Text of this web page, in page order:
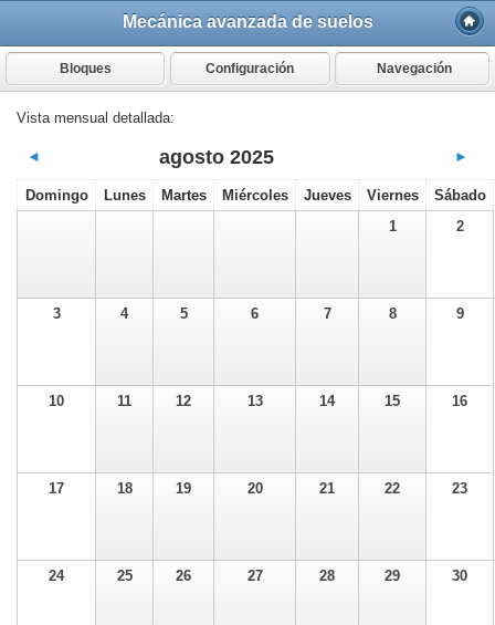
Mecánica avanzada de suelos
Bloques Configuración Navegación
Vista mensual detallada:
◄ agosto 2025 ►
Domingo Lunes Martes Miércoles Jueves Viernes
Sábado
1
2
3 4 5 6 7 8 9
10 11 12 13 14 15 16
17 18 19 20 21 22 23
24 25 26 27 28 29 30